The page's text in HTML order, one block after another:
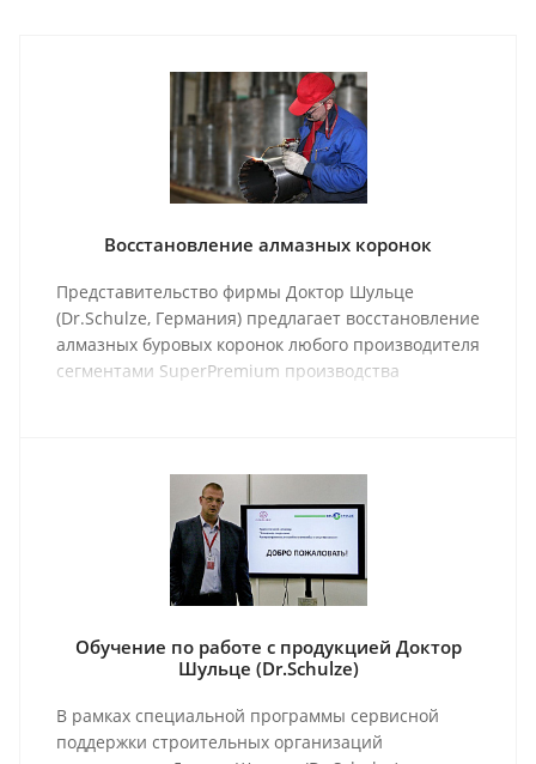
Восстановление алмазных коронок
Представительство фирмы Доктор Шульце
(Dr.Schulze, Германия) предлагает восстановление
алмазных буровых коронок любого производителя
сегментами SuperPremium производства
Обучение по работе с продукцией Доктор
Шульце (Dr.Schulze)
В рамках специальной программы сервисной
поддержки строительных организаций